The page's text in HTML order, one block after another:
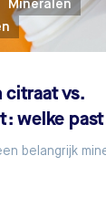
Mineralen
citraat vs.
welke
belangrijk